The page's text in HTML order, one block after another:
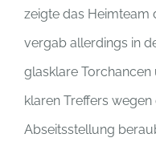
zeigte das Heimteam
vergab allerdings in
glasklare
klaren Treffers
Abseitsstellung